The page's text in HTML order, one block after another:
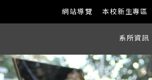
網站導覽 本校新生專區
系所資訊